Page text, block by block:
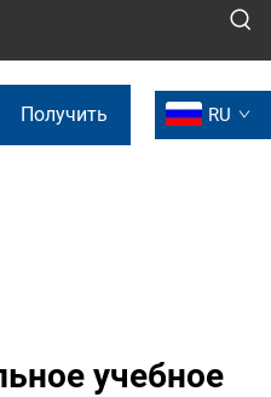
Получить RU
учебное